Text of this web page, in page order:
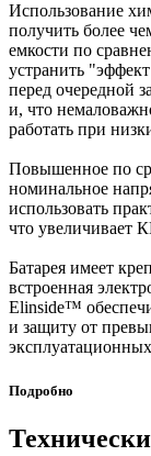
Использование
получить более
емкости по
устранить
перед очередной
и, что
работать при
Повышенное по
номинальное
использовать
что увеличивает
Батарея имеет
встроенная
Elinside™
и защиту от
Подробно